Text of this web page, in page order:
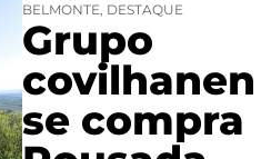
BELMONTE, DESTAQUE
Grupo
covilhanen
se compra